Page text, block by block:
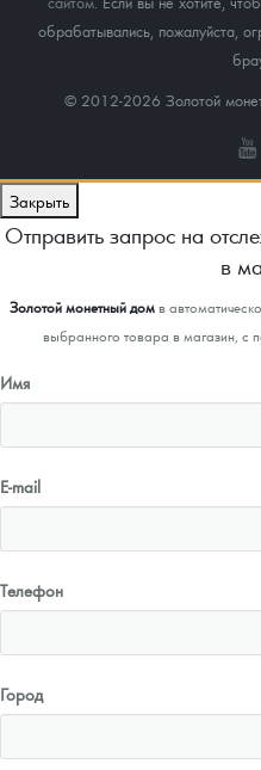
обрабатывались, пожалуйста,
© 2012-2026 Золотой
Закрыть
Отправить запрос на
в
Золотой монетный домв
выбранного товара в магазин, с
Имя
E-mail
Телефон
Город